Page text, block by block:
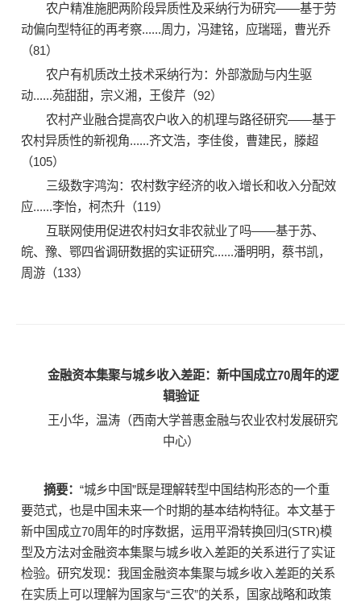
农户精准施肥两阶段异质性及采纳行为研究——基于劳
动偏向型特征的再考察......周力，冯建铭，应瑞瑶，曹光乔
（81）
农户有机质改土技术采纳行为：外部激励与内生驱
动......苑甜甜，宗义湘，王俊芹（92）
农村产业融合提高农户收入的机理与路径研究——基于
农村异质性的新视角......齐文浩，李佳俊，曹建民，滕超
（105）
三级数字鸿沟：农村数字经济的收入增长和收入分配效
应......李怡，柯杰升（119）
互联网使用促进农村妇女非农就业了吗——基于苏、
皖、豫、鄂四省调研数据的实证研究......潘明明，蔡书凯，
周游（133）
金融资本集聚与城乡收入差距：新中国成立70周年的逻
辑验证
王小华，温涛（西南大学普惠金融与农业农村发展研究
中心）
摘要： “城乡中国”既是理解转型中国结构形态的一个重
要范式，也是中国未来一个时期的基本结构特征。本文基于
新中国成立70周年的时序数据，运用平滑转换回归(STR)模
型及方法对金融资本集聚与城乡收入差距的关系进行了实证
检验。研究发现：我国金融资本集聚与城乡收入差距的关系
在实质上可以理解为国家与“三农”的关系，国家战略和政策